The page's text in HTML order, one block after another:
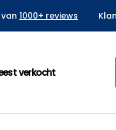
1000+ reviews
verkocht